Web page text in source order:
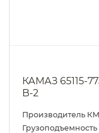
КАМАЗ 65115-
B-2
Производитель